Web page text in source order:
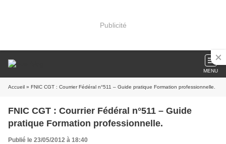
Publicité
MENU
Accueil » FNIC CGT : Courrier Fédéral n°511 – Guide pratique Formation professionnelle.
FNIC CGT : Courrier Fédéral n°511 – Guide
pratique Formation professionnelle.
Publié le 23/05/2012 à 18:40